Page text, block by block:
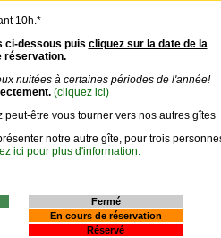
10h.*
ci-dessous puis cliquez sur la date de la
réservation.
nuitées à certaines périodes de l'année!
(cliquez ici)
être vous tourner vers nos autres gîtes
notre autre gîte, pour trois
ici pour plus d'information.
Fermé
En cours de réservation
Réservé